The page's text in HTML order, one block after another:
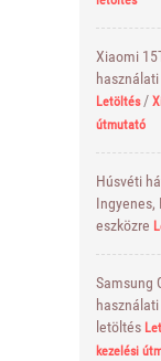
Xiaomi
Letöltés/
útmutató
Húsvéti
Ingyenes,
eszközre
Samsung
letöltés
kezelési